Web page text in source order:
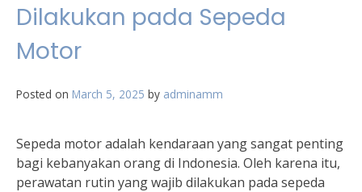
Dilakukan pada Sepeda
Motor
Posted on March 5, 2025 by adminamm
Sepeda motor adalah kendaraan yang sangat penting
bagi kebanyakan orang di Indonesia. Oleh karena itu,
perawatan rutin yang wajib dilakukan pada sepeda